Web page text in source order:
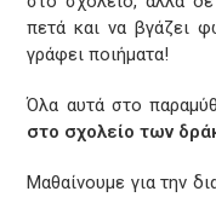
πετά και να βγάζει
γράφει ποιήματα!
Όλα αυτά στο
στο σχολείο των
Μαθαίνουμε για την